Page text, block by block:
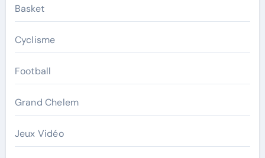
Basket
Cyclisme
Football
Grand Chelem
Jeux Vidéo